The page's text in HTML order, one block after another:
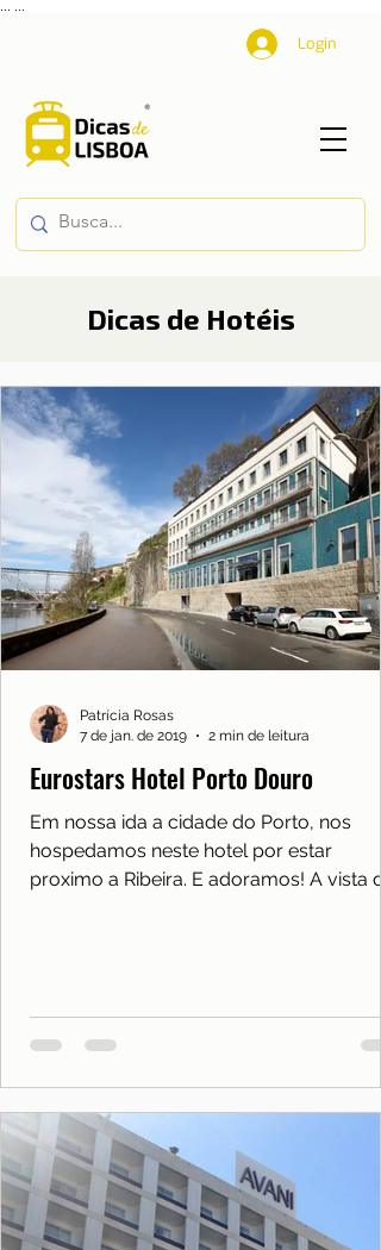
Login
Dicas de Hotéis
Eurostars Hotel Porto Douro
Em nossa ida a cidade do Porto, nos
hospedamos neste hotel por estar
proximo a Ribeira. E adoramos! A vista
Patrícia Rosas
7 de jan. de 2019
2 min de leitura